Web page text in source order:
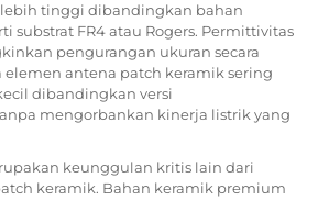
lebih tinggi dibandingkan bahan
substrat FR4 atau Rogers. Permittivitas
pengurangan ukuran secara
antena patch keramik sering
dibandingkan versi
mengorbankan kinerja listrik yang
keunggulan kritis lain dari
keramik. Bahan keramik premium